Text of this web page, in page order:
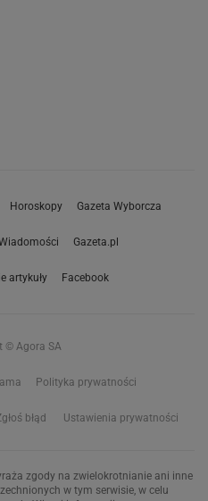
Horoskopy Gazeta Wyborcza
Gazeta.pl
artykuły Facebook
© Agora SA
Polityka prywatności
błąd Ustawienia prywatności
zgody na zwielokrotnianie ani inne
w tym serwisie, w celu